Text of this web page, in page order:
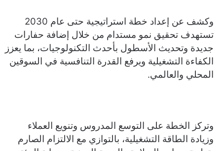
وكشف عن إعداد خطة استراتيجية حتى عام 2030
تستهدف تحقيق نمو مستدام من خلال إضافة حفارات
جديدة وتحديث الأسطول بأحدث التكنولوجيات، بما يعزز
الكفاءة التشغيلية ويرفع القدرة التنافسية في السوقين
المحلي والعالمي.
وتركز الخطة على التوسع المدروس وتنويع العملاء
وزيادة الطاقة التشغيلية، بالتوازي مع الالتزام الصارم